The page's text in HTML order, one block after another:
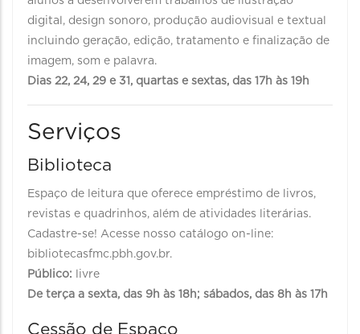
digital, design sonoro, produção audiovisual e textual
incluindo geração, edição, tratamento e finalização de
imagem, som e palavra.
Dias 22, 24, 29 e 31, quartas e sextas, das 17h às 19h
Serviços
Biblioteca
Espaço de leitura que oferece empréstimo de livros,
revistas e quadrinhos, além de atividades literárias.
Cadastre-se! Acesse nosso catálogo on-line:
bibliotecasfmc.pbh.gov.br.
Público: livre
De terça a sexta, das 9h às 18h; sábados, das 8h às 17h
Cessão de Espaço